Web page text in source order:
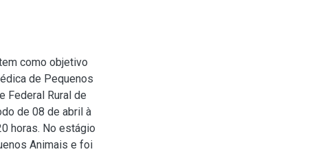
como objetivo
de Pequenos
Federal Rural de
de 08 de abril à
horas. No estágio
Animais e foi